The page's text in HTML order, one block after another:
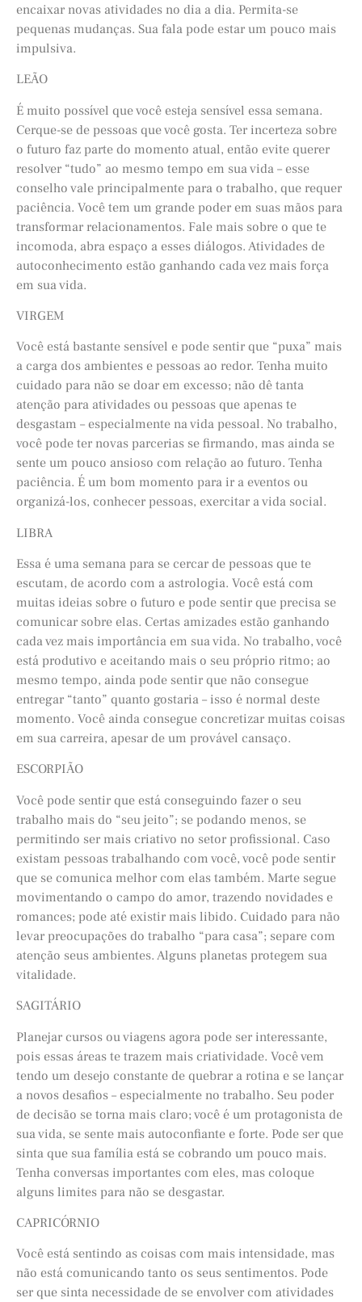
encaixar novas atividades no dia a dia. Permita-se
pequenas mudanças. Sua fala pode estar um pouco mais
impulsiva.
LEÃO
É muito possível que você esteja sensível essa semana.
Cerque-se de pessoas que você gosta. Ter incerteza sobre
o futuro faz parte do momento atual, então evite querer
resolver “tudo” ao mesmo tempo em sua vida – esse
conselho vale principalmente para o trabalho, que requer
paciência. Você tem um grande poder em suas mãos para
transformar relacionamentos. Fale mais sobre o que te
incomoda, abra espaço a esses diálogos. Atividades de
autoconhecimento estão ganhando cada vez mais força
em sua vida.
VIRGEM
Você está bastante sensível e pode sentir que “puxa” mais
a carga dos ambientes e pessoas ao redor. Tenha muito
cuidado para não se doar em excesso; não dê tanta
atenção para atividades ou pessoas que apenas te
desgastam – especialmente na vida pessoal. No trabalho,
você pode ter novas parcerias se firmando, mas ainda se
sente um pouco ansioso com relação ao futuro. Tenha
paciência. É um bom momento para ir a eventos ou
organizá-los, conhecer pessoas, exercitar a vida social.
LIBRA
Essa é uma semana para se cercar de pessoas que te
escutam, de acordo com a astrologia. Você está com
muitas ideias sobre o futuro e pode sentir que precisa se
comunicar sobre elas. Certas amizades estão ganhando
cada vez mais importância em sua vida. No trabalho, você
está produtivo e aceitando mais o seu próprio ritmo; ao
mesmo tempo, ainda pode sentir que não consegue
entregar “tanto” quanto gostaria – isso é normal deste
momento. Você ainda consegue concretizar muitas coisas
em sua carreira, apesar de um provável cansaço.
ESCORPIÃO
Você pode sentir que está conseguindo fazer o seu
trabalho mais do “seu jeito”; se podando menos, se
permitindo ser mais criativo no setor profissional. Caso
existam pessoas trabalhando com você, você pode sentir
que se comunica melhor com elas também. Marte segue
movimentando o campo do amor, trazendo novidades e
romances; pode até existir mais libido. Cuidado para não
levar preocupações do trabalho “para casa”; separe com
atenção seus ambientes. Alguns planetas protegem sua
vitalidade.
SAGITÁRIO
Planejar cursos ou viagens agora pode ser interessante,
pois essas áreas te trazem mais criatividade. Você vem
tendo um desejo constante de quebrar a rotina e se lançar
a novos desafios – especialmente no trabalho. Seu poder
de decisão se torna mais claro; você é um protagonista de
sua vida, se sente mais autoconfiante e forte. Pode ser que
sinta que sua família está se cobrando um pouco mais.
Tenha conversas importantes com eles, mas coloque
alguns limites para não se desgastar.
CAPRICÓRNIO
Você está sentindo as coisas com mais intensidade, mas
não está comunicando tanto os seus sentimentos. Pode
ser que sinta necessidade de se envolver com atividades